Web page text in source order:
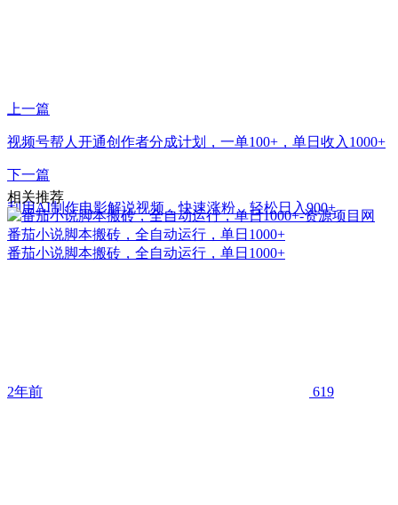
上一篇
视频号帮人开通创作者分成计划，一单100+，单日收入1000+
下一篇
利用AI制作电影解说视频，快速涨粉，轻松日入900+
相关推荐
番茄小说脚本搬砖，全自动运行，单日1000+
番茄小说脚本搬砖，全自动运行，单日1000+
2年前 619